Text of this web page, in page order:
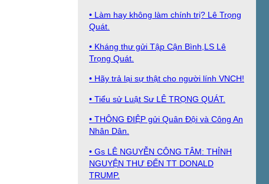
• Làm hay không làm chính trị? Lê Trọng
Quát.
• Kháng thư gửi Tập Cận Bình,LS Lê
Trọng Quát.
• Hãy trả lại sự thật cho người lính VNCH!
• Tiểu sử Luật Sư LÊ TRỌNG QUÁT.
• THÔNG ĐIỆP gửi Quân Đội và Công An
Nhân Dân.
• Gs LÊ NGUYỄN CÔNG TÂM: THỈNH
NGUYỆN THƯ ĐẾN TT DONALD
TRUMP.